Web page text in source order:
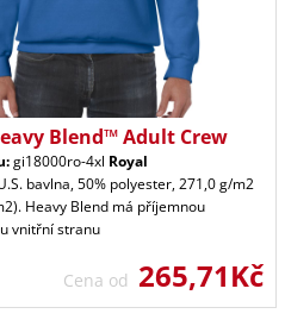
Blend™ Adult Crew
gi18000ro-4xl Royal
bavlna, 50% polyester, 271,0 g/m2
Heavy Blend má příjemnou
vnitřní stranu
Cena od 265,71Kč